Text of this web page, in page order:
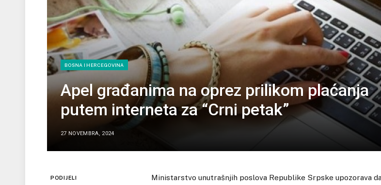
BOSNA I HERCEGOVINA
Apel građanima na oprez prilikom plaćanja
putem interneta za “Crni petak”
27 NOVEMBRA, 2024
PODIJELI
Ministarstvo unutrašnjih poslova Republike Srpske upozorava